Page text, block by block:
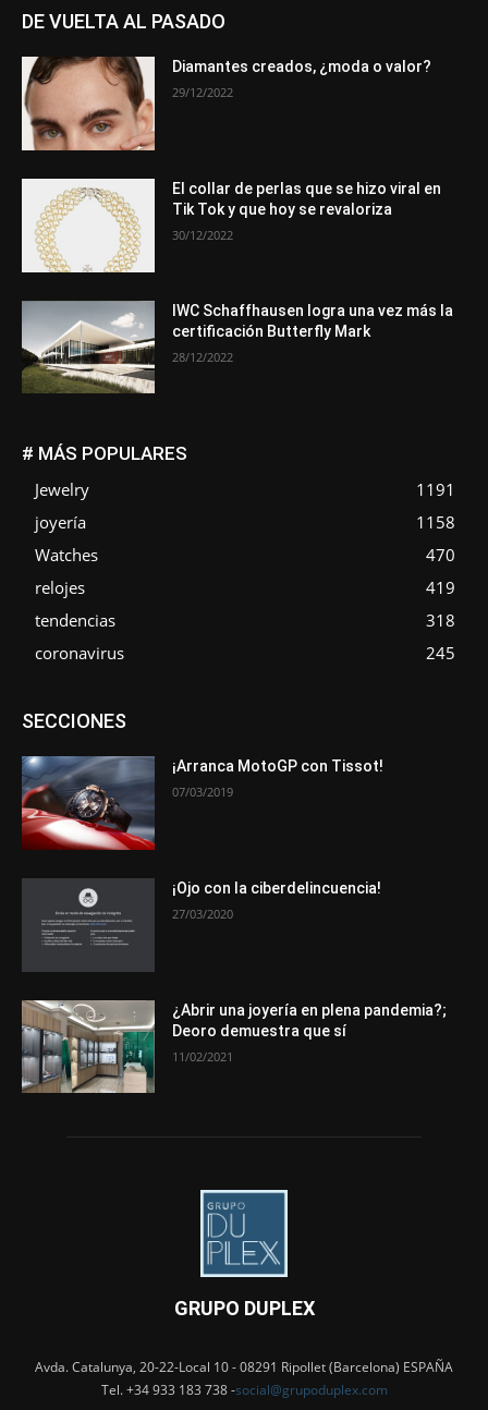
DE VUELTA AL PASADO
Diamantes creados, ¿moda o valor?
29/12/2022
El collar de perlas que se hizo viral en
Tik Tok y que hoy se revaloriza
30/12/2022
IWC Schaffhausen logra una vez más la
certificación Butterfly Mark
28/12/2022
# MÁS POPULARES
Jewelry
1191
joyería
1158
Watches
470
relojes
419
tendencias
318
coronavirus
245
SECCIONESAsociaciones
Novedades
Opiniones Premios Secciones
¡Arranca MotoGP con Tissot!
07/03/2019
¡Ojo con la ciberdelincuencia!
27/03/2020
¿Abrir una joyería en plena pandemia?;
Deoro demuestra que sí
11/02/2021
GRUPO DUPLEX
Avda. Catalunya, 20-22-Local 10 - 08291 Ripollet (Barcelona) ESPAÑA
Tel. +34 933 183 738 -social@grupoduplex.com